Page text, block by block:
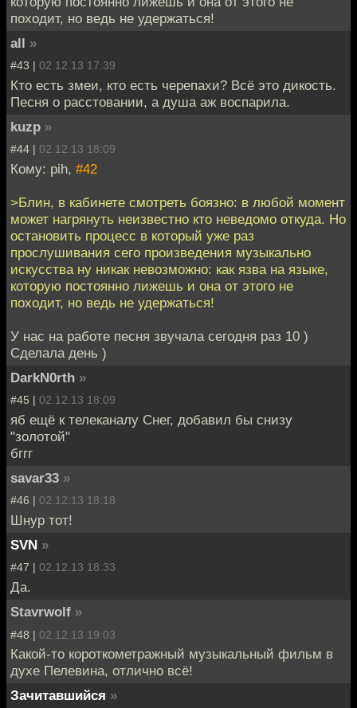
походит, но ведь не удержаться!
all »
#43 | 02.12.13 17:39
Кто есть змеи, кто есть черепахи? Всё это дикость.
Песня о расстовании, а душа аж воспарила.
kuzp »
#44 | 02.12.13 18:09
Кому: pih, #42
>Блин, в кабинете смотреть боязно: в любой момент
может нагрянуть неизвестно кто неведомо откуда. Но
остановить процесс в который уже раз
прослушивания сего произведения музыкально
искусства ну никак невозможно: как язва на языке,
которую постоянно лижешь и она от этого не
походит, но ведь не удержаться!
У нас на работе песня звучала сегодня раз 10 )
Сделала день )
DarkN0rth »
#45 | 02.12.13 18:09
яб ещё к телеканалу Снег, добавил бы снизу
"золотой"
бггг
savar33 »
#46 | 02.12.13 18:18
Шнур тот!
SVN »
#47 | 02.12.13 18:33
Да.
Stavrwolf »
#48 | 02.12.13 19:03
Какой-то короткометражный музыкальный фильм в
духе Пелевина, отлично всё!
Зачитавшийся »